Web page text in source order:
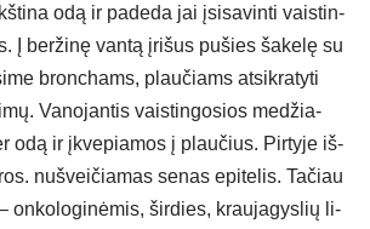
odą ir pa­de­da jai įsi­sa­vin­ti vais­tin­
Į ber­ži­nę van­tą įri­šus pu­šies ša­ke­lę su
bron­chams, plau­čiams at­si­kra­ty­ti
Va­no­jan­tis vais­tin­go­sios me­džia­
odą ir įkve­pia­mos į plau­čius. Pir­ty­je iš­
nu­švei­čia­mas se­nas epi­te­lis. Ta­čiau
on­ko­lo­gi­nė­mis, šir­dies, krau­ja­gys­lių li­